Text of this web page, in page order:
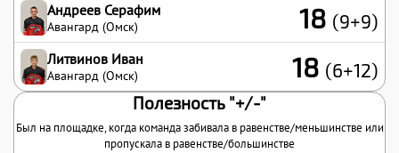
Андреев Серафим
Авангард (Омск) 18 (9+9)
Литвинов Иван
Авангард (Омск) 18 (6+12)
Полезность "+/-"
Был на площадке, когда команда забивала в равенстве/меньшинстве или
пропускала в равенстве/большинстве